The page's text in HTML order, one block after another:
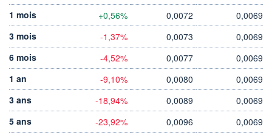
1 mois
+0,56% 0,0072
0,0069
3 mois
-1,37% 0,0073
0,0069
6 mois
-4,52% 0,0077
0,0069
1 an
-9,10% 0,0080
0,0069
3 ans
-18,94% 0,0089
0,0069
5 ans
-23,92% 0,0096
0,0069